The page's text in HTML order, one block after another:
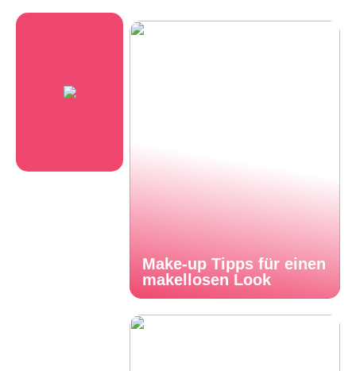
Make-up Tipps für einen
makellosen Look